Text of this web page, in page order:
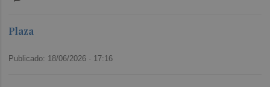
Plaza
Publicado: 18/06/2026 · 17:16